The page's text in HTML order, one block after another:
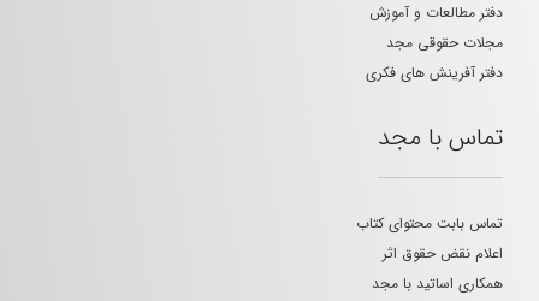
دفتر مطالعات و آموزش
مجلات حقوقی مجد
دفتر آفرینش های فکری
تماس با مجد
تماس بابت محتوای کتاب
اعلام نقض حقوق اثر
همکاری اساتید با مجد